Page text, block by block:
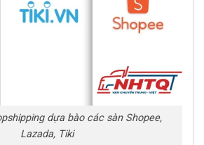
dựa bào các sàn Shopee,
Lazada, Tiki